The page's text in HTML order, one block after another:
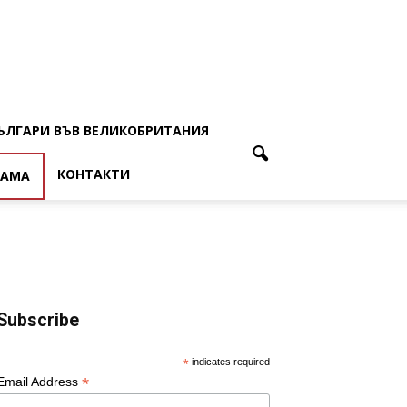
ВЪВ ВЕЛИКОБРИТАНИЯ
КОНТАКТИ
* indicates required
Address *